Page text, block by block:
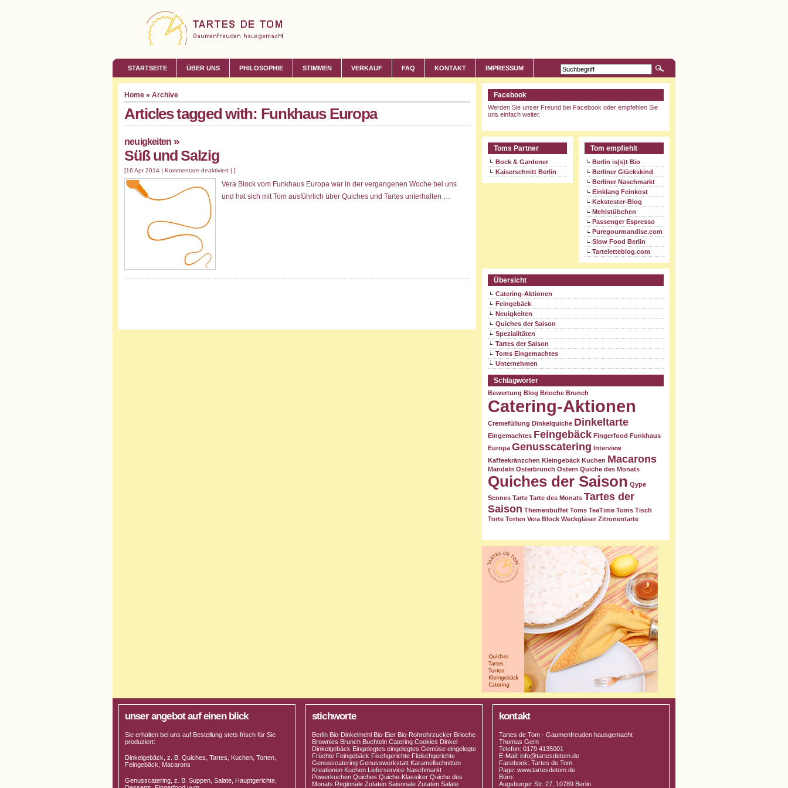
STARTSEITE ÜBER UNS PHILOSOPHIE STIMMEN VERKAUF FAQ KONTAKT IMPRESSUM
Home » Archive
Articles tagged with: Funkhaus Europa
neuigkeiten »
Süß und Salzig
[16 Apr 2014 | Kommentare deaktiviert | ]
Vera Block vom Funkhaus Europa war in der vergangenen Woche bei uns
und hat sich mit Tom ausführlich über Quiches und Tartes unterhalten …
Facebook
Werden Sie unser Freund bei Facebook oder empfehlen Sie
uns einfach weiter.
Toms Partner
Bock & Gardener
Kaiserschnitt Berlin
Tom empfiehlt
Berlin is(s)t Bio
Berliner Glückskind
Berliner Naschmarkt
Einklang Feinkost
Kekstester-Blog
Mehlstübchen
Passenger Espresso
Puregourmandise.com
Slow Food Berlin
Tarteletteblog.com
Übersicht
Catering-Aktionen
Feingebäck
Neuigkeiten
Quiches der Saison
Spezialitäten
Tartes der Saison
Toms Eingemachtes
Unternehmen
Schlagwörter
Bewertung Blog Brioche Brunch
Catering-Aktionen
Cremefüllung Dinkelquiche Dinkeltarte
Eingemachtes Feingebäck Fingerfood Funkhaus
Europa Genusscatering Interview
Kaffeekränzchen Kleingebäck Kuchen Macarons
Mandeln Osterbrunch Ostern Quiche des Monats
Quiches der Saison Qype
Scones Tarte Tarte des Monats Tartes der
Saison Themenbuffet Toms TeaTime Toms Tisch
Torte Torten Vera Block Weckgläser Zitronentarte
unser angebot auf einen blick
Sie erhalten bei uns auf Bestellung stets frisch für Sie
produziert:
Dinkelgebäck, z. B. Quiches, Tartes, Kuchen, Torten,
Feingebäck, Macarons
Genusscatering, z. B. Suppen, Salate, Hauptgerichte,
stichworte
Berlin Bio-Dinkelmehl Bio-Eier Bio-Rohrohrzucker Brioche
Brownies Brunch Buchteln Catering Cookies Dinkel
Dinkelgebäck Eingelegtes eingelegtes Gemüse eingelegte
Früchte Feingebäck Fischgerichte Fleischgerichte
Genusscatering Genusswerkstatt Karamellschnitten
Kreationen Kuchen Lieferservice Naschmarkt
Powerkuchen Quiches Quiche-Klassiker Quiche des
Monats Regionale Zutaten Saisonale Zutaten Salate
kontakt
Tartes de Tom - Gaumenfreuden hausgemacht
Thomas Gern
Telefon: 0179 4135001
E-Mail: info@tartesdetom.de
Facebook: Tartes de Tom
Page: www.tartesdetom.de
Büro:
Augsburger Str. 27, 10789 Berlin